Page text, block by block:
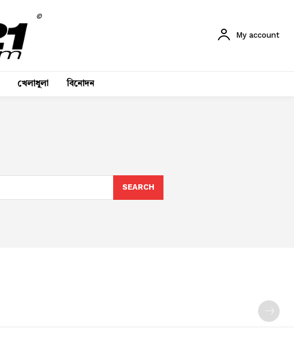
©
My account
খেলাধুলা বিনোদন
SEARCH